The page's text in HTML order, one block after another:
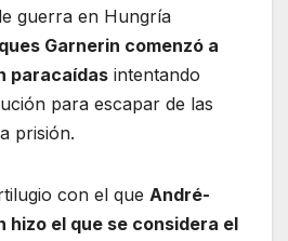
guerra en Hungría
Garnerin comenzó a
paracaídas intentando
para escapar de las
prisión.
con el que André-
hizo el que se considera el